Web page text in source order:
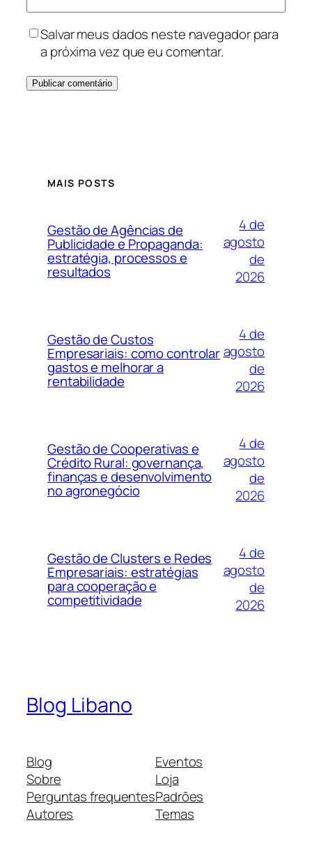
Salvar meus dados neste navegador para
a próxima vez que eu comentar.
MAIS POSTS
Gestão de Agências de
Publicidade e Propaganda:
estratégia, processos e
resultados
4 de
agosto
de
2026
Gestão de Custos
Empresariais: como controlar
gastos e melhorar a
rentabilidade
4 de
agosto
de
2026
Gestão de Cooperativas e
Crédito Rural: governança,
finanças e desenvolvimento
no agronegócio
4 de
agosto
de
2026
Gestão de Clusters e Redes
Empresariais: estratégias
para cooperação e
competitividade
4 de
agosto
de
2026
Blog Libano
Blog
Sobre
Perguntas frequentes
Autores
Eventos
Loja
Padrões
Temas